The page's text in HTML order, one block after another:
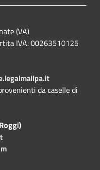
(VA)
IVA: 00263510125
da caselle di